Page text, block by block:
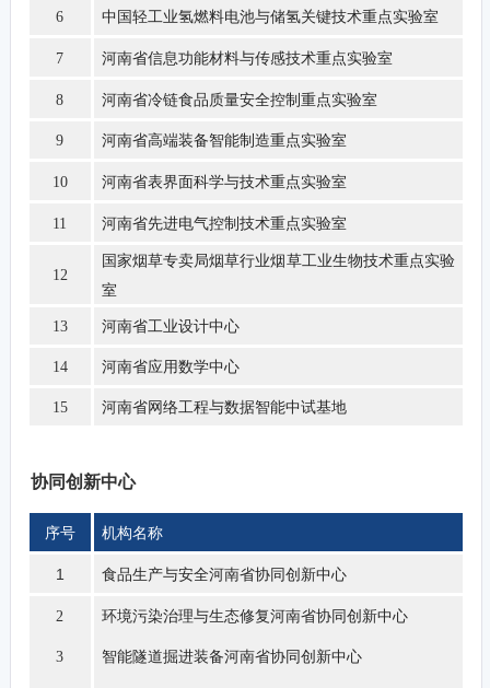
6 中国轻工业氢燃料电池与储氢关键技术重点实验室
7 河南省信息功能材料与传感技术重点实验室
8 河南省冷链食品质量安全控制重点实验室
9 河南省高端装备智能制造重点实验室
10 河南省表界面科学与技术重点实验室
11 河南省先进电气控制技术重点实验室
12
国家烟草专卖局烟草行业烟草工业生物技术重点实验
室
13 河南省工业设计中心
14 河南省应用数学中心
15 河南省网络工程与数据智能中试基地
协同创新中心
序号 机构名称
1 食品生产与安全河南省协同创新中心
2 环境污染治理与生态修复河南省协同创新中心
3 智能隧道掘进装备河南省协同创新中心